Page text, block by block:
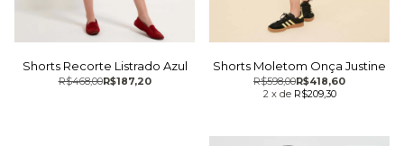
Shorts Recorte Listrado Azul
R$187,20
R$468,00
Shorts Moletom Onça Justine
R$418,60
R$598,00
2 x de R$209,30